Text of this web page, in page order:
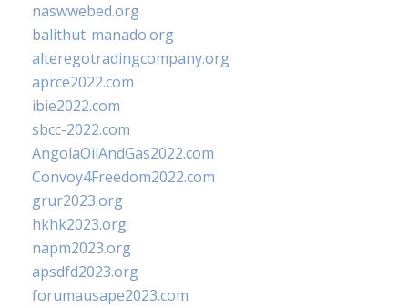
naswwebed.org
balithut-manado.org
alteregotradingcompany.org
aprce2022.com
ibie2022.com
sbcc-2022.com
AngolaOilAndGas2022.com
Convoy4Freedom2022.com
grur2023.org
hkhk2023.org
napm2023.org
apsdfd2023.org
forumausape2023.com